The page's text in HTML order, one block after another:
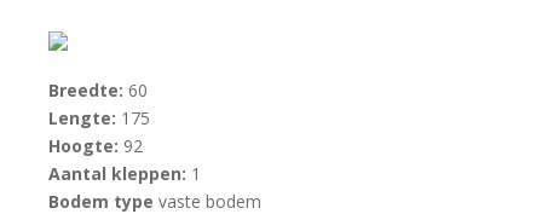
Breedte: 60
Lengte: 175
Hoogte: 92
Aantal kleppen: 1
Bodem type vaste bodem